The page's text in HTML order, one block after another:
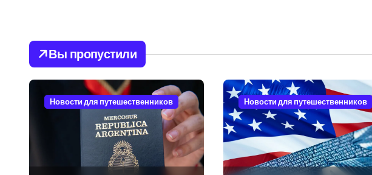
Вы пропустили
Новости для путешественников Новости для путешественников